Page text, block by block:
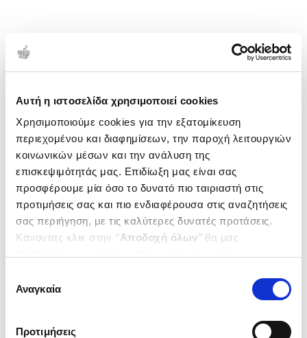
Αυτή η ιστοσελίδα χρησιμοποιεί cookies
Χρησιμοποιούμε cookies για την εξατομίκευση
περιεχομένου και διαφημίσεων, την παροχή λειτουργιών
κοινωνικών μέσων και την ανάλυση της
επισκεψιμότητάς μας. Επιδίωξη μας είναι σας
προσφέρουμε μία όσο το δυνατό πιο ταιριαστή στις
προτιμήσεις σας και πιο ενδιαφέρουσα στις αναζητήσεις
σας περιήγηση, με τις καλύτερες δυνατές προτάσεις.
Κάνοντας κλικ στην ‘’Αποδοχή όλων’’ θα μας
ενδιαφέρουν και να επιλέξετε από τα παρακάτω με την
΄΄και να ενημερωθείτε σχετικά με
συγκατάθεσης
Αναγκαία
Προτιμήσεις